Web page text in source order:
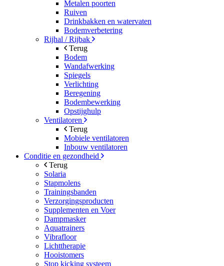
Metalen poorten
Ruiven
Drinkbakken en watervaten
Bodemverbetering
Rijhal / Rijbak
Terug
Bodem
Wandafwerking
Spiegels
Verlichting
Beregening
Bodembewerking
Opstijghulp
Ventilatoren
Terug
Mobiele ventilatoren
Inbouw ventilatoren
Conditie en gezondheid
Terug
Solaria
Stapmolens
Trainingsbanden
Verzorgingsproducten
Supplementen en Voer
Dampmasker
Aquatrainers
Vibrafloor
Lichttherapie
Hooistomers
Stop kicking systeem